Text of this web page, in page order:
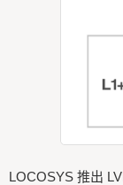
LOCOSYS 推出